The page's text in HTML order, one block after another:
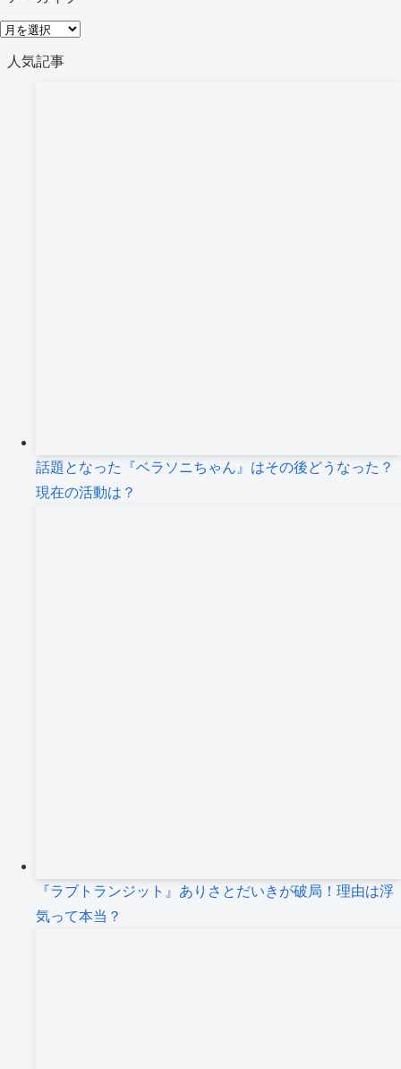
リ
ー
ア
人気記事
話題となった『ベラソニちゃん』はその後どうなった？
現在の活動は？
『ラブトランジット』ありさとだいきが破局！理由は浮
気って本当？